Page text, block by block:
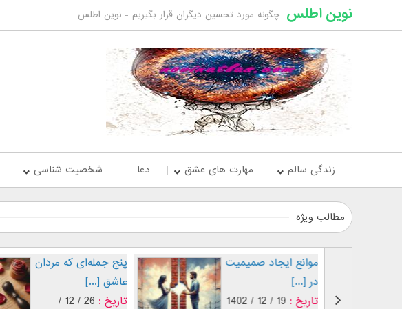
نوین اطلس چگونه مورد تحسین دیگران قرار بگیریم - نوین اطلس
زندگی سالم مهارت های عشق دعا شخصیت شناسی
مطالب ویژه
پنج جمله‌ای که مردان
عاشق [...]
تاریخ :
26 / 12 /
موانع ایجاد صمیمیت
در [...]
تاریخ : 19 / 12 / 1402